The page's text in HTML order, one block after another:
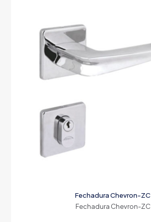
Fechadura Chevron-ZC
Fechadura Chevron-ZC